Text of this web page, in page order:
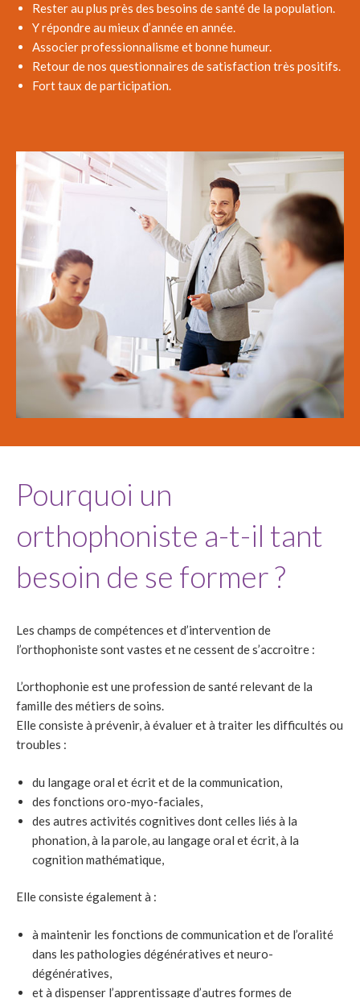
Rester au plus près des besoins de santé de la population.
Y répondre au mieux d’année en année.
Associer professionnalisme et bonne humeur.
Retour de nos questionnaires de satisfaction très positifs.
Fort taux de participation.
Pourquoi un
orthophoniste a-t-il tant
besoin de se former ?
Les champs de compétences et d’intervention de
l’orthophoniste sont vastes et ne cessent de s’accroitre :
L’orthophonie est une profession de santé relevant de la
famille des métiers de soins.
Elle consiste à prévenir, à évaluer et à traiter les difficultés ou
troubles :
du langage oral et écrit et de la communication,
des fonctions oro-myo-faciales,
des autres activités cognitives dont celles liés à la
phonation, à la parole, au langage oral et écrit, à la
cognition mathématique,
Elle consiste également à :
à maintenir les fonctions de communication et de l’oralité
dans les pathologies dégénératives et neuro-
dégénératives,
et à dispenser l’apprentissage d’autres formes de